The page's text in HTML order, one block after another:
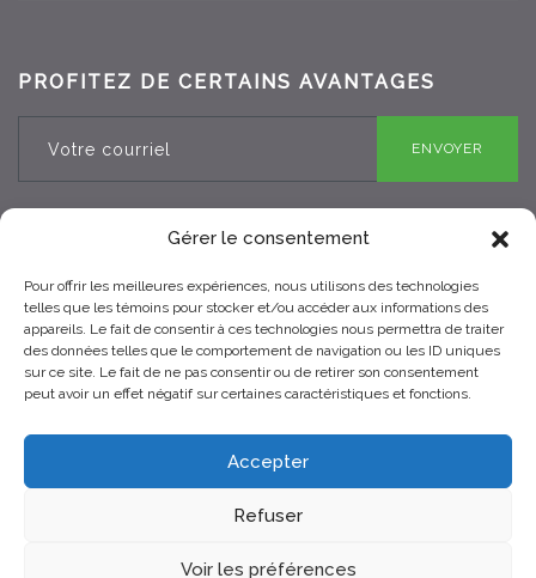
Gérer le consentement
Pour offrir les meilleures expériences, nous utilisons des technologies
telles que les témoins pour stocker et/ou accéder aux informations des
appareils. Le fait de consentir à ces technologies nous permettra de traiter
des données telles que le comportement de navigation ou les ID uniques
sur ce site. Le fait de ne pas consentir ou de retirer son consentement
peut avoir un effet négatif sur certaines caractéristiques et fonctions.
Accepter
Refuser
Voir les préférences
PROFITEZ DE CERTAINS AVANTAGES
ENVOYER
RBQ 8330-0970-25
© 2021 Toits Vertige. Tous droits réservés.